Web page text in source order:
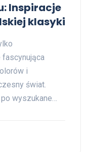
Inspiracje
klasyki
i
świat.
wyszukane…